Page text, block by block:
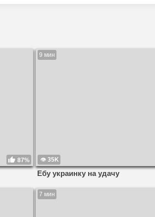
87%
9 мин
35K
Ебу украинку на удачу
7 мин